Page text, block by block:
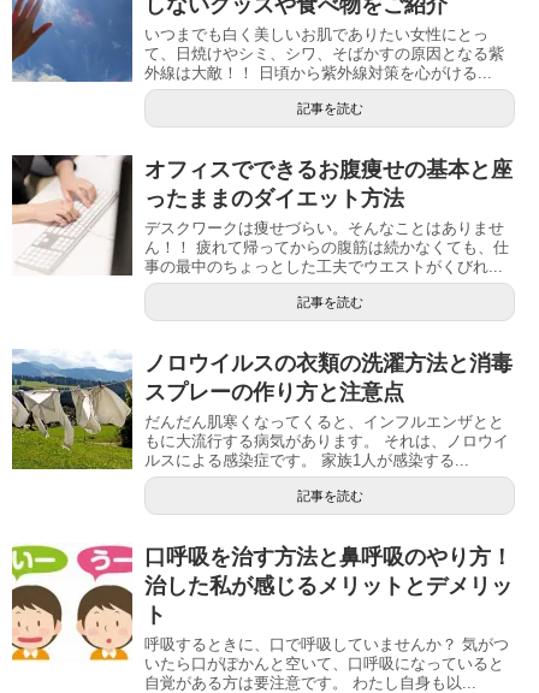
いつまでも白く美しいお肌でありたい女性にとっ
て、日焼けやシミ、シワ、そばかすの原因となる紫
外線は大敵！！ 日頃から紫外線対策を心がける...
記事を読む
オフィスでできるお腹痩せの基本と座
ったままのダイエット方法
デスクワークは痩せづらい。そんなことはありませ
ん！！ 疲れて帰ってからの腹筋は続かなくても、仕
事の最中のちょっとした工夫でウエストがくびれ...
記事を読む
ノロウイルスの衣類の洗濯方法と消毒
スプレーの作り方と注意点
だんだん肌寒くなってくると、インフルエンザとと
もに大流行する病気があります。 それは、ノロウイ
ルスによる感染症です。 家族1人が感染する...
記事を読む
口呼吸を治す方法と鼻呼吸のやり方！
治した私が感じるメリットとデメリッ
ト
呼吸するときに、口で呼吸していませんか？ 気がつ
いたら口がぽかんと空いて、口呼吸になっていると
自覚がある方は要注意です。 わたし自身も以...